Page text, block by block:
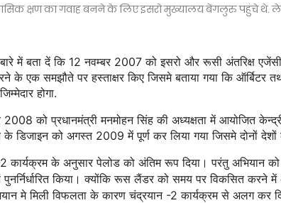
क्षण का गवाह बनने के लिए इसरो मुख्यालय बेंगलुरु पहुंचे
में बता दें कि 12 नवम्बर 2007 को इसरो और रूसी अंतरिक्ष
के एक समझौते पर हस्ताक्षर किए जिसमे बताया गया कि ऑर्बिटर
होगा.
को प्रधानमंत्री मनमोहन सिंह की अध्यक्षता में आयोजित
के डिजाइन को अगस्त 2009 में पूर्ण कर लिया गया जिसमे दोनों देशों
कार्यक्रम के अनुसार पेलोड को अंतिम रूप दिया। परंतु अभियान
किया। क्योंकि रूस लैंडर को समय पर विकसित करने
मे मिली विफलता के कारण चंद्रयान -2 कार्यक्रम से अलग कर